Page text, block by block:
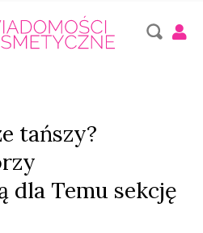
tańszy?
dla Temu sekcję